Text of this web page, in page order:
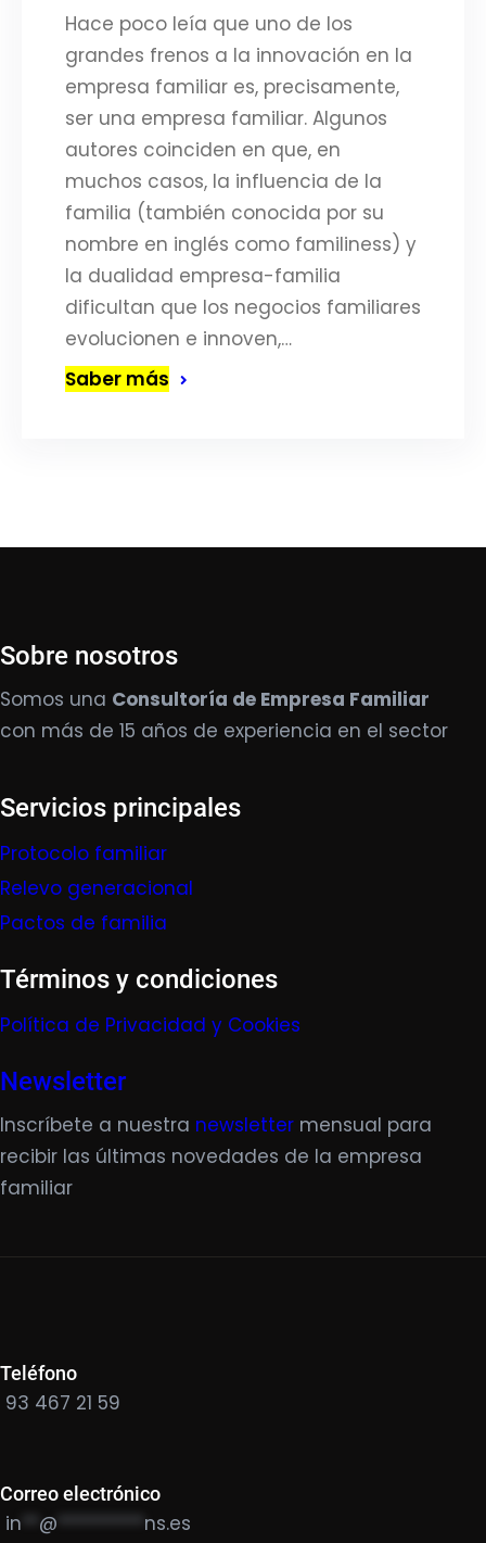
Hace poco leía que uno de los
grandes frenos a la innovación en la
empresa familiar es, precisamente,
ser una empresa familiar. Algunos
autores coinciden en que, en
muchos casos, la influencia de la
familia (también conocida por su
nombre en inglés como familiness) y
la dualidad empresa-familia
dificultan que los negocios familiares
evolucionen e innoven,…
Saber más
Sobre nosotros
Somos una Consultoría de Empresa Familiar
con más de 15 años de experiencia en el sector
Servicios principales
Protocolo familiar
Relevo generacional
Pactos de familia
Términos y condiciones
Política de Privacidad y Cookies
Newsletter
Inscríbete a nuestra newsletter mensual para
recibir las últimas novedades de la empresa
familiar
Teléfono
93 467 21 59
Correo electrónico
in @ ********** ns.es